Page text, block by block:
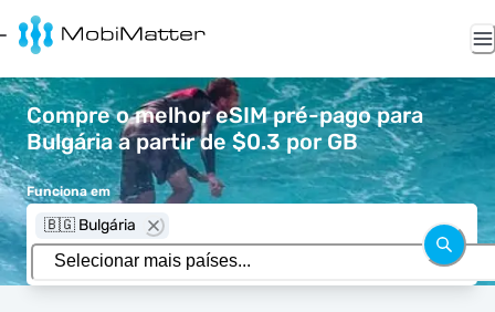
Compre o melhor eSIM pré-pago para
Bulgária a partir de $0.3 por GB
Funciona em
🇧🇬 Bulgária